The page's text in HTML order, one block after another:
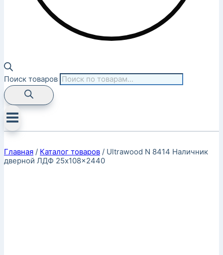
Поиск товаров
Главная / Каталог товаров / Ultrawood N 8414 Наличник
дверной ЛДФ 25x108x2440